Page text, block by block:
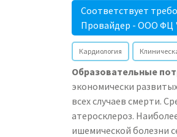
Соответствует
Провайдер - ООО ФЦ
Кардиология
Образовательные
экономически
всех случаев смерти.
атеросклероз.
ишемической болезни